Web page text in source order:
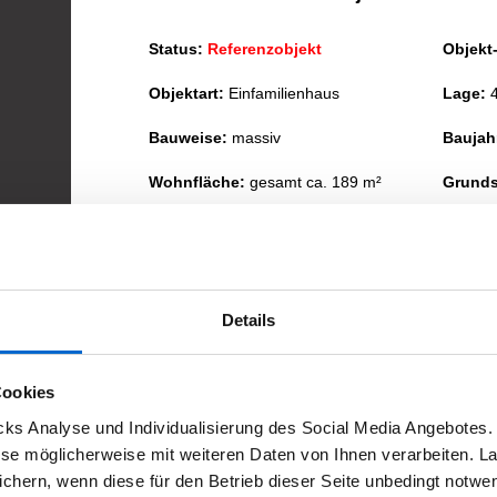
Details
Analyse und Individualisierung des Social Media
möglicherweise mit weiteren Daten von Ihnen verarbeiten.
wenn diese für den Betrieb dieser Seite unbedingt
Status: Referenzobjekt
Objektart: Einfamilienhaus
Bauweise: massiv
Wohnfläche: gesamt ca. 189 m²
sehr gepflegt
Kaufpreis:k.A.
Lage:
Beschreibung
Hier handelt es sich um ein Einfamilienhaus nebst